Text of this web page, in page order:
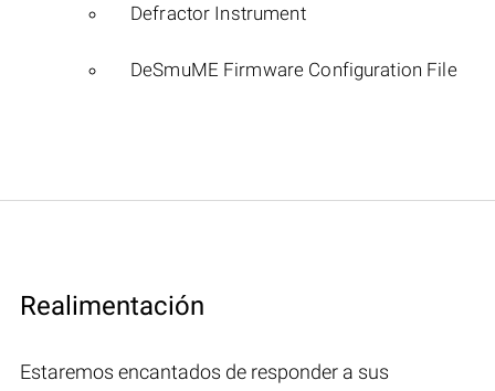
Defractor Instrument
DeSmuME Firmware Configuration File
Realimentación
Estaremos encantados de responder a sus